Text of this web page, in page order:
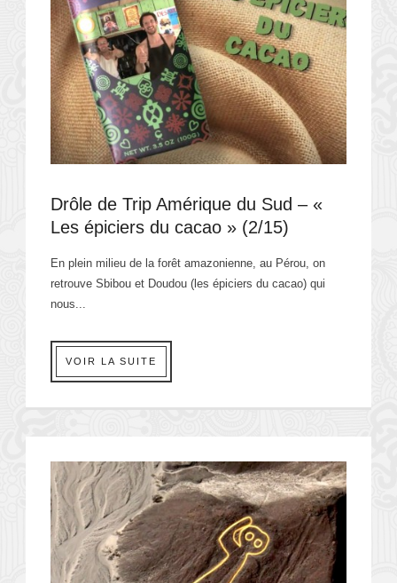
Drôle de Trip Amérique du Sud – «
Les épiciers du cacao » (2/15)
En plein milieu de la forêt amazonienne, au Pérou, on
retrouve Sbibou et Doudou (les épiciers du cacao) qui
nous...
VOIR LA SUITE